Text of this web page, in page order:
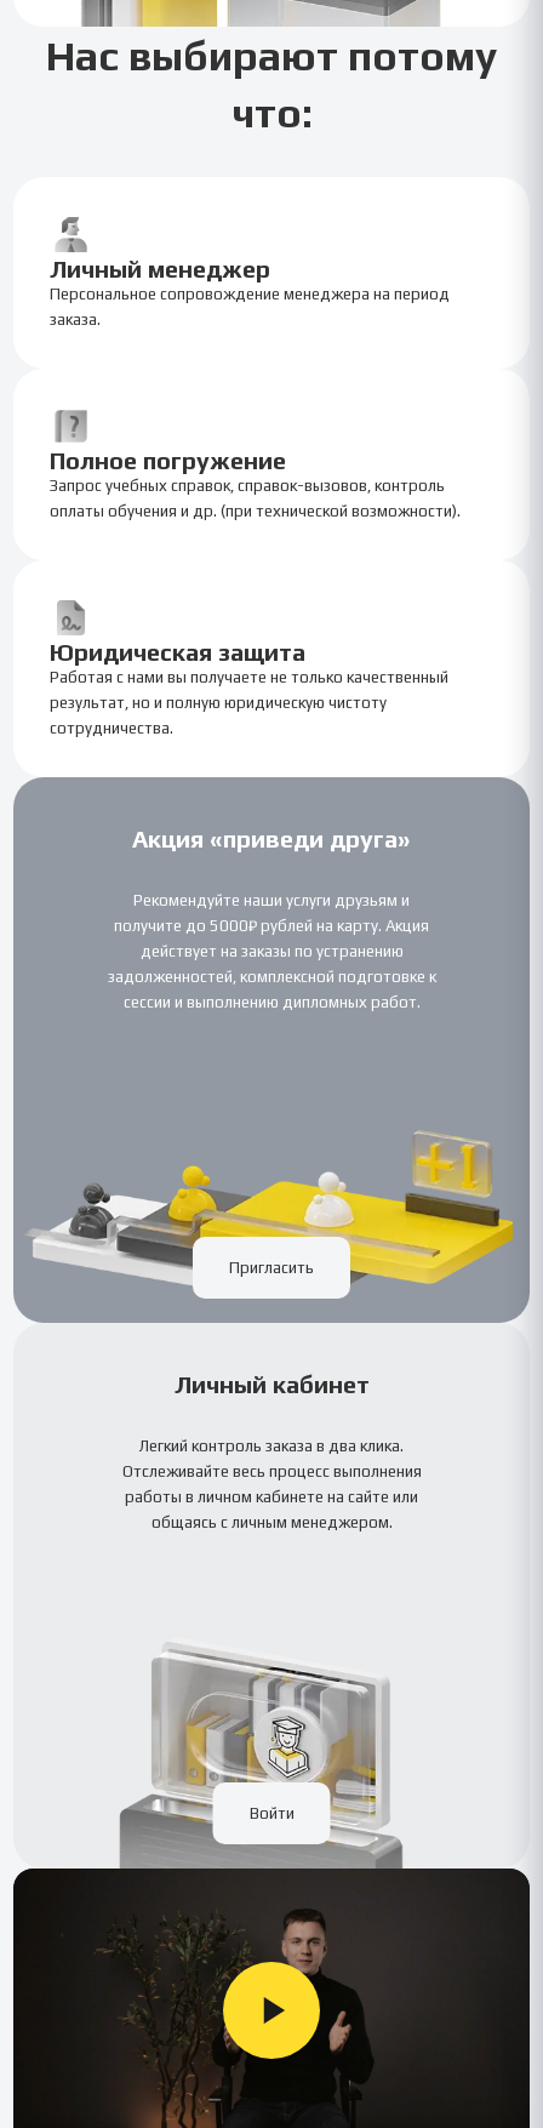
Нас выбирают потому
что:
Личный менеджер
Персональное сопровождение менеджера на период
заказа.
Полное погружение
Запрос учебных справок, справок-вызовов, контроль
оплаты обучения и др. (при технической возможности).
Юридическая защита
Работая с нами вы получаете не только качественный
результат, но и полную юридическую чистоту
сотрудничества.
Акция «приведи друга»
Рекомендуйте наши услуги друзьям и
получите до 5000₽ рублей на карту. Акция
действует на заказы по устранению
задолженностей, комплексной подготовке к
сессии и выполнению дипломных работ.
Пригласить
Личный кабинет
Легкий контроль заказа в два клика.
Отслеживайте весь процесс выполнения
работы в личном кабинете на сайте или
общаясь с личным менеджером.
Войти